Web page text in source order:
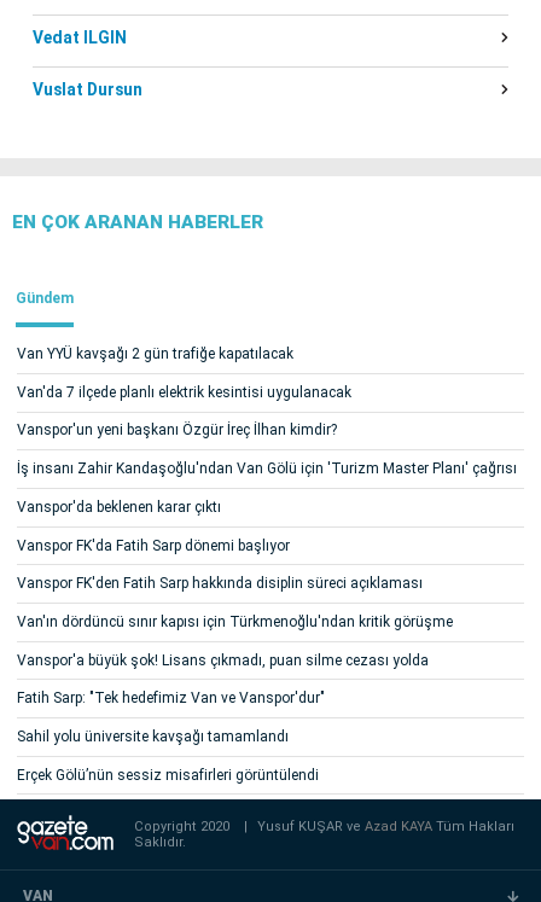
Vedat ILGIN
Vuslat Dursun
EN ÇOK ARANAN HABERLER
Gündem
Van YYÜ kavşağı 2 gün trafiğe kapatılacak
Van'da 7 ilçede planlı elektrik kesintisi uygulanacak
Vanspor'un yeni başkanı Özgür İreç İlhan kimdir?
İş insanı Zahir Kandaşoğlu'ndan Van Gölü için 'Turizm Master Planı' çağrısı
Vanspor'da beklenen karar çıktı
Vanspor FK'da Fatih Sarp dönemi başlıyor
Vanspor FK'den Fatih Sarp hakkında disiplin süreci açıklaması
Van'ın dördüncü sınır kapısı için Türkmenoğlu'ndan kritik görüşme
Vanspor'a büyük şok! Lisans çıkmadı, puan silme cezası yolda
Fatih Sarp: "Tek hedefimiz Van ve Vanspor'dur"
Sahil yolu üniversite kavşağı tamamlandı
Erçek Gölü’nün sessiz misafirleri görüntülendi
Copyright 2020 Yusuf KUŞAR veAzad KAYATüm Hakları
Saklıdır.
VAN